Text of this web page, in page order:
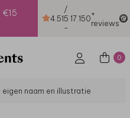
4.51
/
5
-
17.150+
reviews
0
naam en illustratie